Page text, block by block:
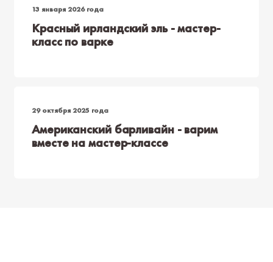
13 января 2026 года
Красный ирландский эль - мастер-
класс по варке
29 октября 2025 года
Американский барливайн - варим
вместе на мастер-классе